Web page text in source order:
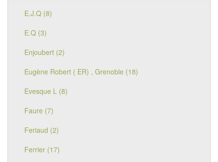
E.J.Q (8)
E.Q (3)
Enjoubert (2)
Eugène Robert ( ER) , Grenoble (18)
Evesque L (8)
Faure (7)
Feriaud (2)
Ferrier (17)